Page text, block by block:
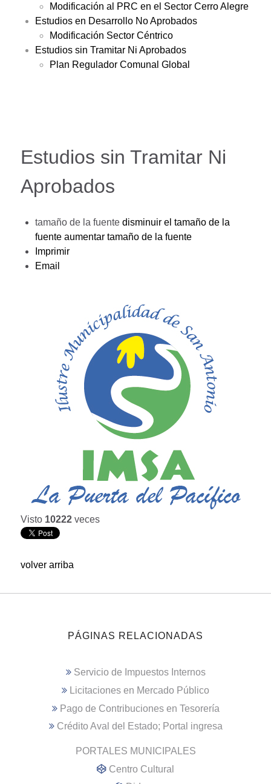
Modificación al PRC en el Sector Cerro Alegre
Estudios en Desarrollo No Aprobados
Modificación Sector Céntrico
Estudios sin Tramitar Ni Aprobados
Plan Regulador Comunal Global
Estudios sin Tramitar Ni
Aprobados
tamaño de la fuente disminuir el tamaño de la
fuente aumentar tamaño de la fuente
Imprimir
Email
Visto 10222 veces
volver arriba
PÁGINAS RELACIONADAS
Servicio de Impuestos Internos
Licitaciones en Mercado Público
Pago de Contribuciones en Tesorería
Crédito Aval del Estado; Portal ingresa
PORTALES MUNICIPALES
Centro Cultural